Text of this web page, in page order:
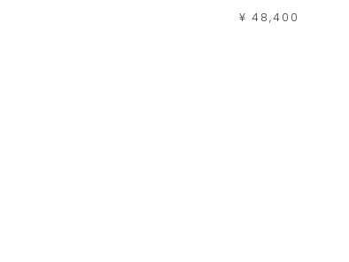
¥ 48,400